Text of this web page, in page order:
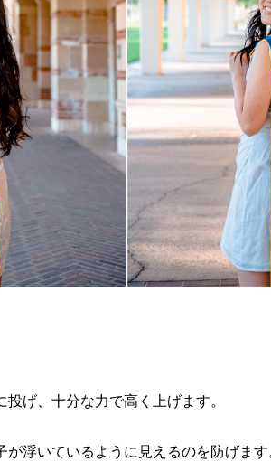
げ、十分な力で高く上げます。
浮いているように見えるのを防げま